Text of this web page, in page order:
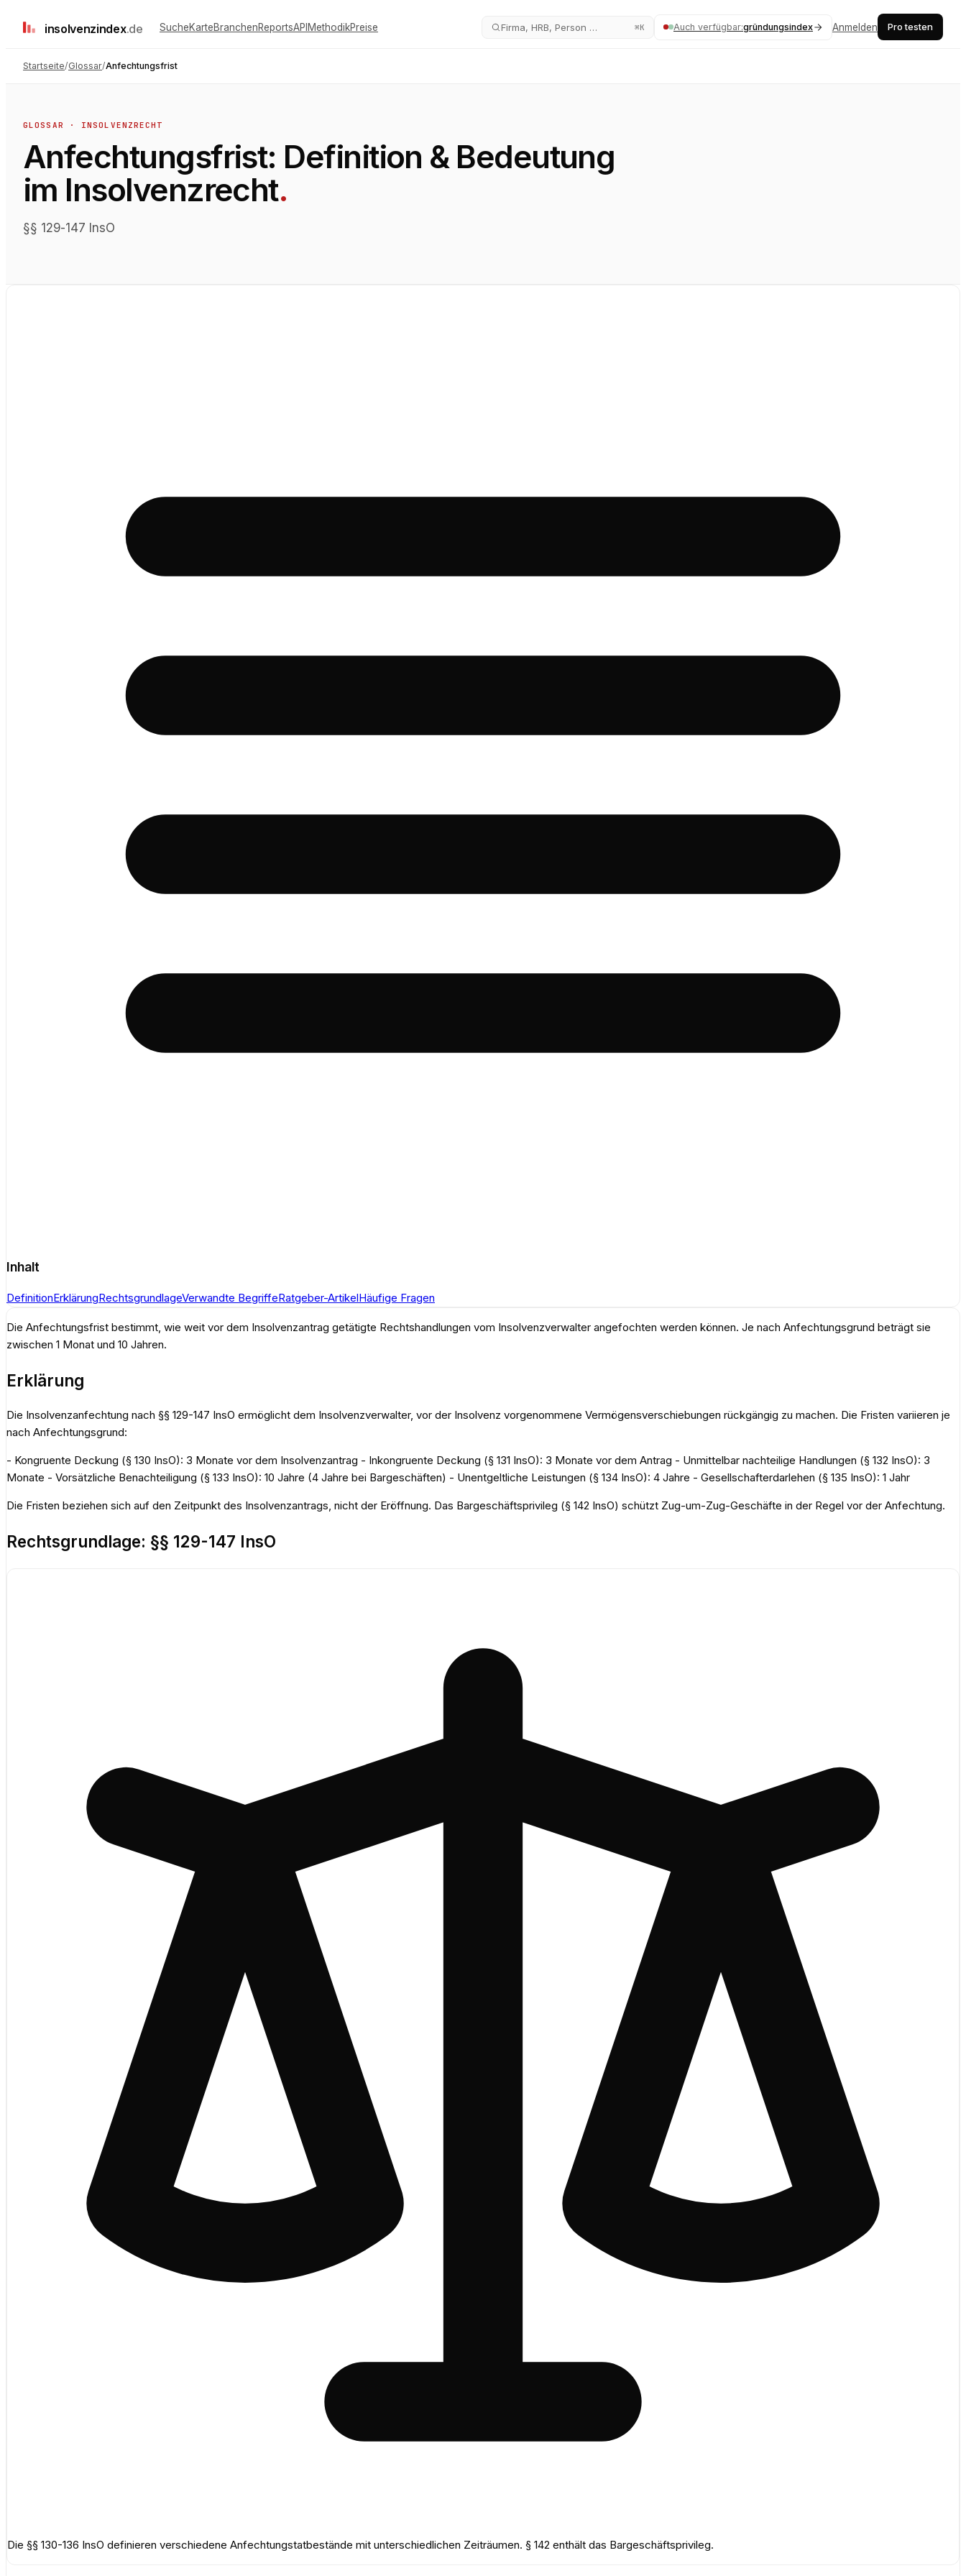
insolvenzindex.de SucheKarteBranchenReportsAPIMethodikPreise Firma, HRB, Person … ⌘K Auch verfügbar:gründungsindex Anmelden Pro testen
Startseite/Glossar/Anfechtungsfrist
GLOSSAR · INSOLVENZRECHT
Anfechtungsfrist: Definition & Bedeutung
im Insolvenzrecht.
§§ 129-147 InsO
Inhalt
DefinitionErklärungRechtsgrundlageVerwandte BegriffeRatgeber-ArtikelHäufige Fragen
Die Anfechtungsfrist bestimmt, wie weit vor dem Insolvenzantrag getätigte Rechtshandlungen vom Insolvenzverwalter angefochten werden können. Je nach Anfechtungsgrund beträgt sie
zwischen 1 Monat und 10 Jahren.
Erklärung
Die Insolvenzanfechtung nach §§ 129-147 InsO ermöglicht dem Insolvenzverwalter, vor der Insolvenz vorgenommene Vermögensverschiebungen rückgängig zu machen. Die Fristen variieren je
nach Anfechtungsgrund:
- Kongruente Deckung (§ 130 InsO): 3 Monate vor dem Insolvenzantrag - Inkongruente Deckung (§ 131 InsO): 3 Monate vor dem Antrag - Unmittelbar nachteilige Handlungen (§ 132 InsO): 3
Monate - Vorsätzliche Benachteiligung (§ 133 InsO): 10 Jahre (4 Jahre bei Bargeschäften) - Unentgeltliche Leistungen (§ 134 InsO): 4 Jahre - Gesellschafterdarlehen (§ 135 InsO): 1 Jahr
Die Fristen beziehen sich auf den Zeitpunkt des Insolvenzantrags, nicht der Eröffnung. Das Bargeschäftsprivileg (§ 142 InsO) schützt Zug-um-Zug-Geschäfte in der Regel vor der Anfechtung.
Rechtsgrundlage: §§ 129-147 InsO
Die §§ 130-136 InsO definieren verschiedene Anfechtungstatbestände mit unterschiedlichen Zeiträumen. § 142 enthält das Bargeschäftsprivileg.